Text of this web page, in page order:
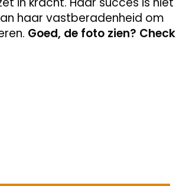
haar vastberadenheid om
Goed, de foto zien? Check